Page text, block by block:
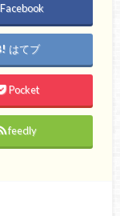
Facebook
はてブ
Pocket
feedly